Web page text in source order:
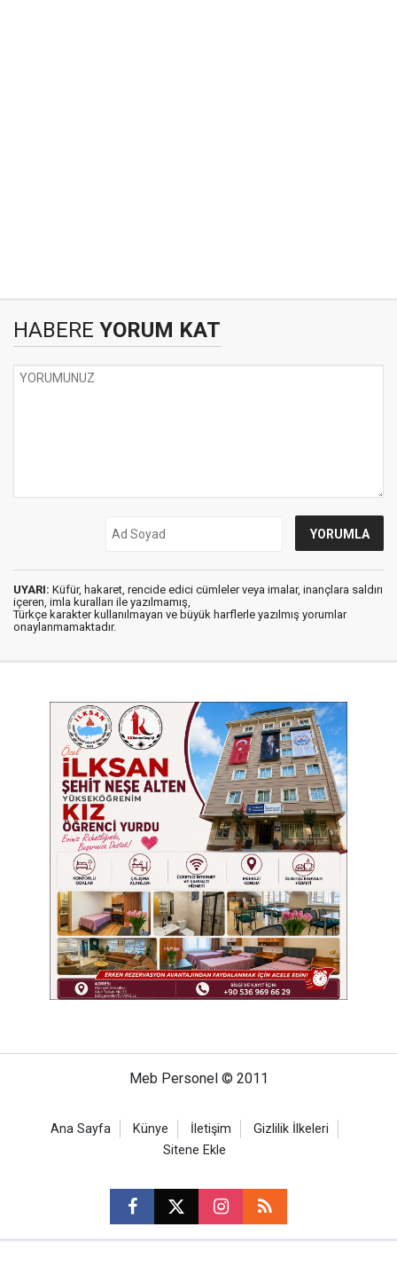
HABERE YORUM KAT
UYARI: Küfür, hakaret, rencide edici cümleler veya imalar, inançlara saldırı
içeren, imla kuralları ile yazılmamış,
Türkçe karakter kullanılmayan ve büyük harflerle yazılmış yorumlar
onaylanmamaktadır.
Meb Personel © 2011
Ana Sayfa Künye İletişim
Gizlilik İlkeleri
Sitene Ekle